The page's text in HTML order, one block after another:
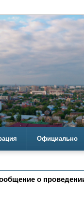
Официально
о